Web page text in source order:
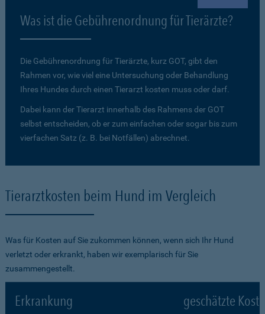
Was ist die Gebührenordnung für Tierärzte?
Die Gebührenordnung für Tierärzte, kurz GOT, gibt den
Rahmen vor, wie viel eine Untersuchung oder Behandlung
Ihres Hundes durch einen Tierarzt kosten muss oder darf.
Dabei kann der Tierarzt innerhalb des Rahmens der GOT
selbst entscheiden, ob er zum einfachen oder sogar bis zum
vierfachen Satz (z. B. bei Notfällen) abrechnet.
Tierarztkosten beim Hund im Vergleich
Was für Kosten auf Sie zukommen können, wenn sich Ihr Hund
verletzt oder erkrankt, haben wir exemplarisch für Sie
zusammengestellt.
Erkrankung geschätzte